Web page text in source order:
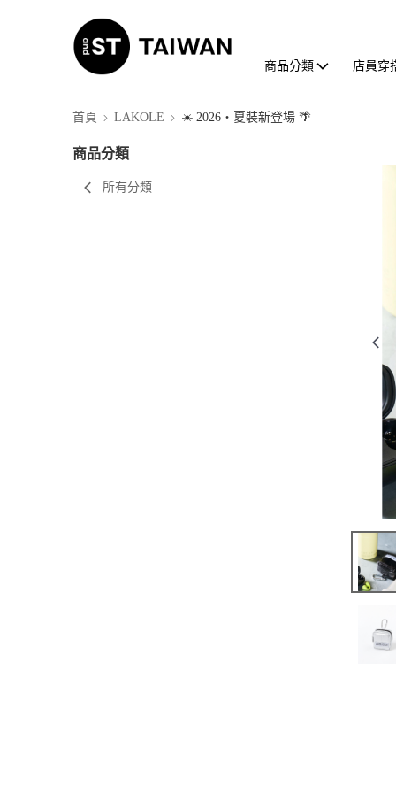
商品分類 店員穿
首頁 LAKOLE ☀️ 2026・夏裝新登場 🌴
商品分類
所有分類